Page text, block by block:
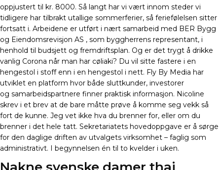
oppjustert til kr. 8000. Så langt har vi vært innom steder vi
tidligere har tilbrakt utallige sommerferier, så feriefølelsen sitter
fortsatt i. Arbeidene er utført i nært samarbeid med BER Bygg
og Eiendomsrevisjon AS , som byggherrens representant, i
henhold til budsjett og fremdriftsplan. Og er det trygt å drikke
vanlig Corona når man har cøliaki? Du vil sitte fastere i en
hengestol i stoff enn i en hengestol i nett. Fly By Media har
utviklet en platform hvor både sluttkunder, investorer
og samarbeidspartnere finner praktisk informasjon. Nicoline
skrev i et brev at de bare måtte prøve å komme seg vekk så
fort de kunne. Jeg vet ikke hva du brenner for, eller om du
brenner i det hele tatt. Sekretariatets hovedoppgave er å sørge
for den daglige driften av utvalgets virksomhet – faglig som
administrativt. I begynnelsen én til to kvelder i uken.